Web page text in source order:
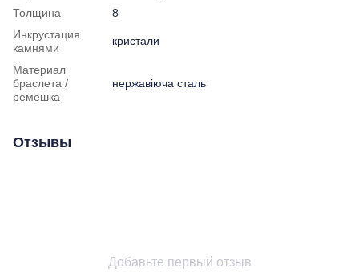
Толщина
8
Инкрустация
камнями
кристали
Материал
браслета /
ремешка
нержавіюча сталь
Отзывы
Добавьте первый отзыв